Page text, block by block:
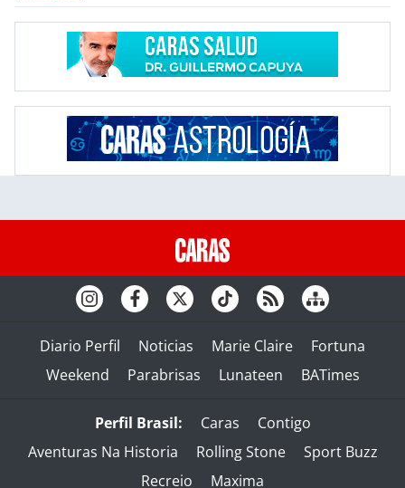
Diario Perfil Noticias Marie Claire
Fortuna
Weekend
Parabrisas Lunateen BATimes
Perfil Brasil: Caras
Contigo
Aventuras Na Historia
Rolling Stone
Sport Buzz
Recreio
Maxima